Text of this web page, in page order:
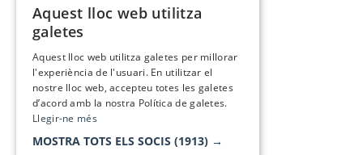
Aquest lloc web utilitza
galetes
Aquest lloc web utilitza galetes per millorar
l'experiència de l'usuari. En utilitzar el
nostre lloc web, accepteu totes les galetes
d’acord amb la nostra Política de galetes.
Llegir-ne més
MOSTRA TOTS ELS SOCIS (1913) →